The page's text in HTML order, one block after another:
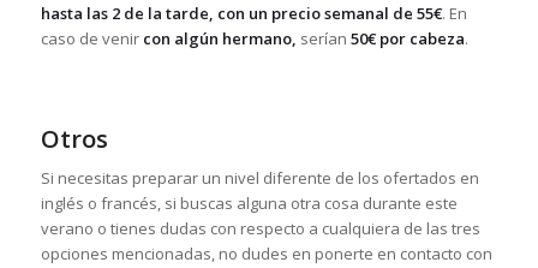
hasta las 2 de la tarde, con un precio semanal de 55€. En
caso de venir con algún hermano, serían 50€ por cabeza.
Otros
Si necesitas preparar un nivel diferente de los ofertados en
inglés o francés, si buscas alguna otra cosa durante este
verano o tienes dudas con respecto a cualquiera de las tres
opciones mencionadas, no dudes en ponerte en contacto con